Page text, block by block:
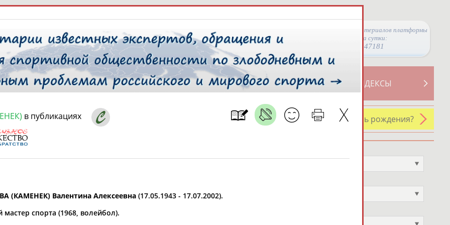
Просмотры материалов платформы
за сутки:
47181
СВОДНЫЕ ИНДЕКСЫ
ТАБЛО АКТИВНОСТИ
РЕСУРСНАЯ ПЛОЩАДКА
У кого сегодня день рождения?
проживания
в публикациях
(КАМЕНЕК) Валентина Алексеевна (17.05.1943 - 17.07.2002).
спорта (1968, волейбол).